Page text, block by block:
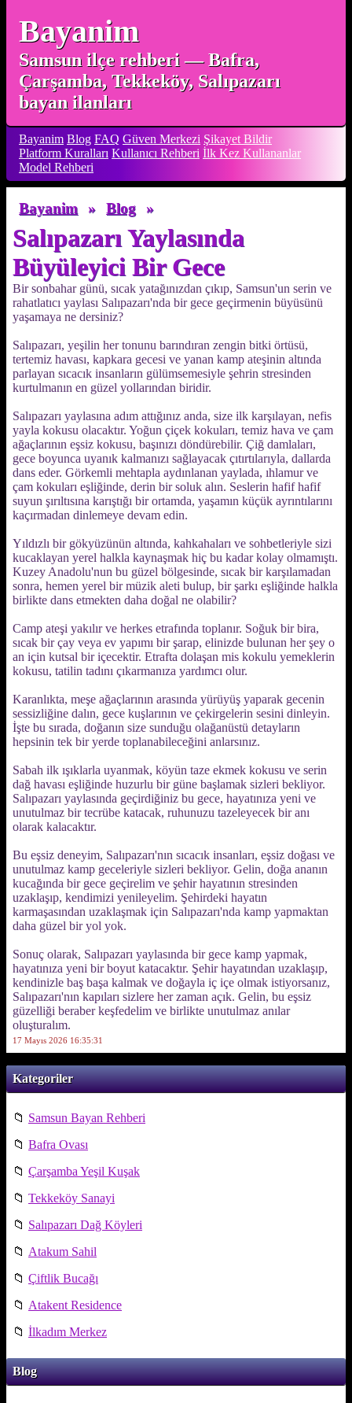
Bayanim
Samsun ilçe rehberi — Bafra,
Çarşamba, Tekkeköy, Salıpazarı
bayan ilanları
Bayanim Blog FAQ Güven Merkezi Şikayet Bildir
Platform Kuralları Kullanıcı Rehberi İlk Kez Kullananlar
Model Rehberi
Kategoriler
📁 Samsun Bayan Rehberi
📁 Bafra Ovası
📁 Çarşamba Yeşil Kuşak
📁 Tekkeköy Sanayi
📁 Salıpazarı Dağ Köyleri
📁 Atakum Sahil
📁 Çiftlik Bucağı
📁 Atakent Residence
📁 İlkadım Merkez
Blog
Bayanim » Blog »
Salıpazarı Yaylasında
Büyüleyici Bir Gece
Bir sonbahar günü, sıcak yatağınızdan çıkıp, Samsun'un serin ve
rahatlatıcı yaylası Salıpazarı'nda bir gece geçirmenin büyüsünü
yaşamaya ne dersiniz?
Salıpazarı, yeşilin her tonunu barındıran zengin bitki örtüsü,
tertemiz havası, kapkara gecesi ve yanan kamp ateşinin altında
parlayan sıcacık insanların gülümsemesiyle şehrin stresinden
kurtulmanın en güzel yollarından biridir.
Salıpazarı yaylasına adım attığınız anda, size ilk karşılayan, nefis
yayla kokusu olacaktır. Yoğun çiçek kokuları, temiz hava ve çam
ağaçlarının eşsiz kokusu, başınızı döndürebilir. Çiğ damlaları,
gece boyunca uyanık kalmanızı sağlayacak çıtırtılarıyla, dallarda
dans eder. Görkemli mehtapla aydınlanan yaylada, ıhlamur ve
çam kokuları eşliğinde, derin bir soluk alın. Seslerin hafif hafif
suyun şırıltısına karıştığı bir ortamda, yaşamın küçük ayrıntılarını
kaçırmadan dinlemeye devam edin.
Yıldızlı bir gökyüzünün altında, kahkahaları ve sohbetleriyle sizi
kucaklayan yerel halkla kaynaşmak hiç bu kadar kolay olmamıştı.
Kuzey Anadolu'nun bu güzel bölgesinde, sıcak bir karşılamadan
sonra, hemen yerel bir müzik aleti bulup, bir şarkı eşliğinde halkla
birlikte dans etmekten daha doğal ne olabilir?
Camp ateşi yakılır ve herkes etrafında toplanır. Soğuk bir bira,
sıcak bir çay veya ev yapımı bir şarap, elinizde bulunan her şey o
an için kutsal bir içecektir. Etrafta dolaşan mis kokulu yemeklerin
kokusu, tatilin tadını çıkarmanıza yardımcı olur.
Karanlıkta, meşe ağaçlarının arasında yürüyüş yaparak gecenin
sessizliğine dalın, gece kuşlarının ve çekirgelerin sesini dinleyin.
İşte bu sırada, doğanın size sunduğu olağanüstü detayların
hepsinin tek bir yerde toplanabileceğini anlarsınız.
Sabah ilk ışıklarla uyanmak, köyün taze ekmek kokusu ve serin
dağ havası eşliğinde huzurlu bir güne başlamak sizleri bekliyor.
Salıpazarı yaylasında geçirdiğiniz bu gece, hayatınıza yeni ve
unutulmaz bir tecrübe katacak, ruhunuzu tazeleyecek bir anı
olarak kalacaktır.
Bu eşsiz deneyim, Salıpazarı'nın sıcacık insanları, eşsiz doğası ve
unutulmaz kamp geceleriyle sizleri bekliyor. Gelin, doğa ananın
kucağında bir gece geçirelim ve şehir hayatının stresinden
uzaklaşıp, kendimizi yenileyelim. Şehirdeki hayatın
karmaşasından uzaklaşmak için Salıpazarı'nda kamp yapmaktan
daha güzel bir yol yok.
Sonuç olarak, Salıpazarı yaylasında bir gece kamp yapmak,
hayatınıza yeni bir boyut katacaktır. Şehir hayatından uzaklaşıp,
kendinizle baş başa kalmak ve doğayla iç içe olmak istiyorsanız,
Salıpazarı'nın kapıları sizlere her zaman açık. Gelin, bu eşsiz
güzelliği beraber keşfedelim ve birlikte unutulmaz anılar
oluşturalım.
17 Mayıs 2026 16:35:31